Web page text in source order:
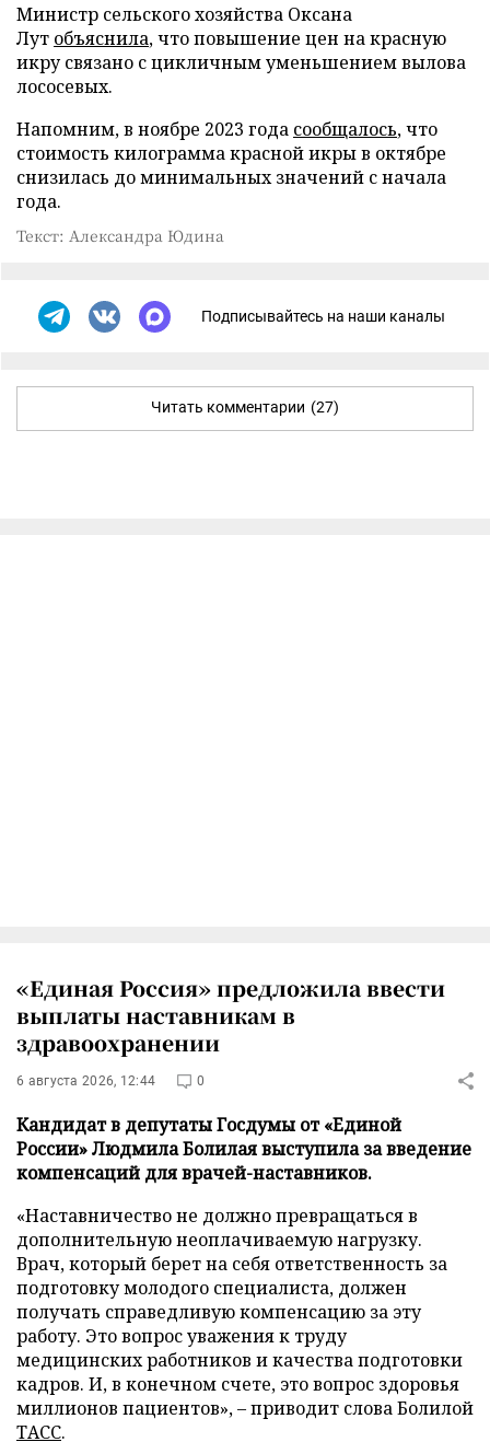
Министр сельского хозяйства Оксана
Лут объяснила, что повышение цен на красную
икру связано с цикличным уменьшением вылова
лососевых.
Напомним, в ноябре 2023 года сообщалось, что
стоимость килограмма красной икры в октябре
снизилась до минимальных значений с начала
года.
Текст: Александра Юдина
Подписывайтесь на наши каналы
Читать комментарии (27)
«Единая Россия» предложила ввести
выплаты наставникам в
здравоохранении
6 августа 2026, 12:44 0
Кандидат в депутаты Госдумы от «Единой
России» Людмила Болилая выступила за введение
компенсаций для врачей-наставников.
«Наставничество не должно превращаться в
дополнительную неоплачиваемую нагрузку.
Врач, который берет на себя ответственность за
подготовку молодого специалиста, должен
получать справедливую компенсацию за эту
работу. Это вопрос уважения к труду
медицинских работников и качества подготовки
кадров. И, в конечном счете, это вопрос здоровья
миллионов пациентов», – приводит слова Болилой
ТАСС.